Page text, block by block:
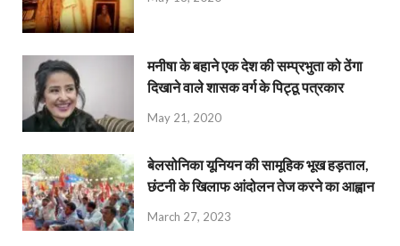
मनीषा के बहाने एक देश की सम्प्रभुता को ठेंगा
दिखाने वाले शासक वर्ग के पिट्ठू पत्रकार
May 21, 2020
बेलसोनिका यूनियन की सामूहिक भूख हड़ताल,
छंटनी के खिलाफ आंदोलन तेज करने का आह्वान
March 27, 2023